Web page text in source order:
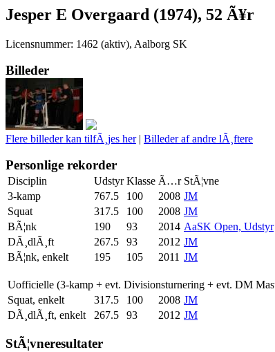
Jesper E Overgaard (1974), 52 Ã¥r
Licensnummer: 1462 (aktiv), Aalborg SK
Billeder
Flere billeder kan tilfÃ¸jes her| Billeder af andre lÃ¸ftere
Personlige rekorder
Disciplin Udstyr Klasse Ã…r StÃ¦vne
3-kamp
767.5 100 2008 JM
Squat
317.5 100 2008 JM
BÃ¦nk
190 93 2014 AaSK Open, Udstyr
DÃ¸dlÃ¸ft
267.5 93 2012 JM
BÃ¦nk, enkelt
195 105 2011 JM
Uofficielle (3-kamp + evt. Divisionsturnering + evt. DM
Squat, enkelt
317.5 100 2008 JM
DÃ¸dlÃ¸ft, enkelt
267.5 93 2012 JM
StÃ¦vneresultater